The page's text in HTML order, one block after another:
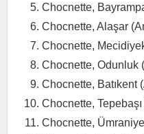
Chocnette,
Chocnette, Alaşar
Chocnette,
Chocnette, Odunluk
Chocnette, Batıkent
Chocnette,
Chocnette,